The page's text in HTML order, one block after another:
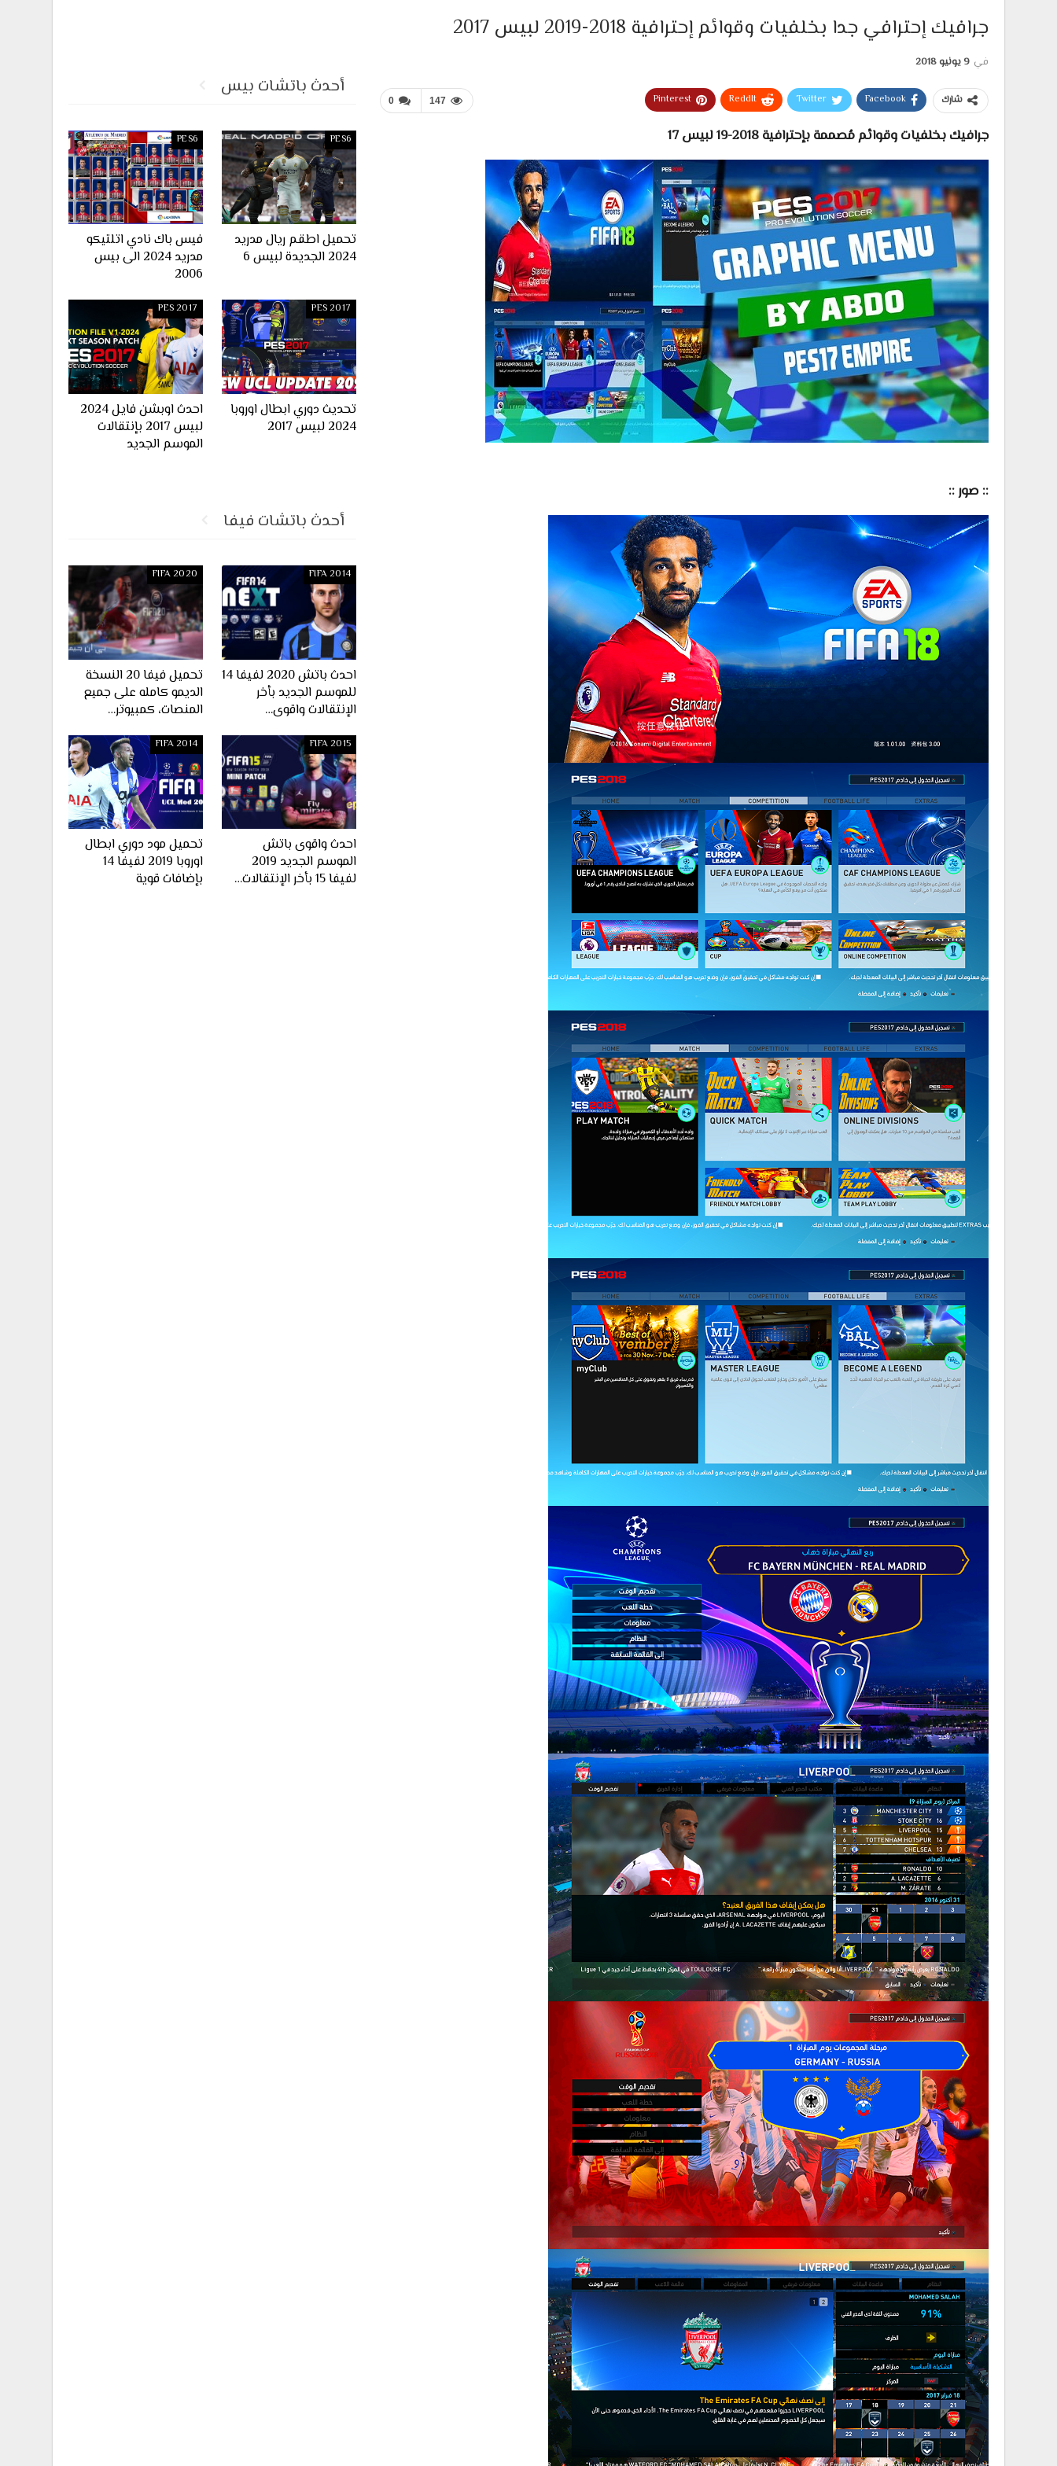
جرافيك إحترافي جدا بخلفيات وقوائم إحترافية 2018-2019 لبيس 2017
في 9 يونيو 2018
0 147 شارك Facebook
Twitter
ReddIt
Pinterest
جرافيك بخلفيات وقوائم مُصممة بإحترافية 2018-19 لبيس 17
:: صور ::
أحدث باتشات بيس
PES6
تحميل اطقم ريال مدريد
2024 الجديدة لبيس 6
PES6
فيس باك نادي اتلتيكو
مدريد 2024 الى بيس
2006
PES 2017
تحديث دوري ابطال اوروبا
2024 لبيس 2017
PES 2017
احدث اوبشن فايل 2024
لبيس 2017 بإنتقالات
الموسم الجديد
أحدث باتشات فيفا
FIFA 2014
احدث باتش 2020 لفيفا 14
للموسم الجديد بأخر
الإنتقالات واقوى…
FIFA 2020
تحميل فيفا 20 النسخة
الديمو كامله على جميع
المنصات، كمبيوتر…
FIFA 2015
احدث واقوى باتش
الموسم الجديد 2019
لفيفا 15 بأخر الإنتقالات…
FIFA 2014
تحميل مود دوري ابطال
اوروبا 2019 لفيفا 14
بإضافات قوية